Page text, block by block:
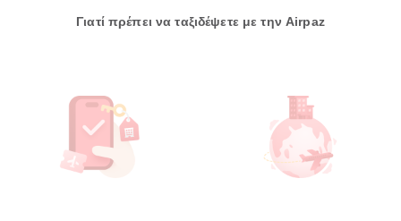
Γιατί πρέπει να ταξιδέψετε με την Airpaz